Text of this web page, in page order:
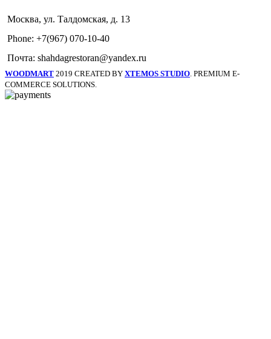
Москва, ул. Талдомская, д. 13
Phone: +7(967) 070-10-40
Почта: shahdagrestoran@yandex.ru
WOODMART 2019 CREATED BY XTEMOS STUDIO . PREMIUM E-
COMMERCE SOLUTIONS.